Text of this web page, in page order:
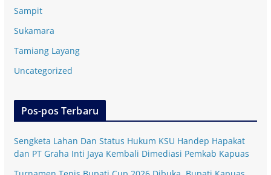
Sampit
Sukamara
Tamiang Layang
Uncategorized
Pos-pos Terbaru
Sengketa Lahan Dan Status Hukum KSU Handep Hapakat
dan PT Graha Inti Jaya Kembali Dimediasi Pemkab Kapuas